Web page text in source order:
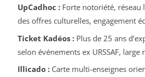
UpCadhoc :Forte notoriété, réseau
des offres culturelles, engagement
Ticket Kadéos :Plus de 25 ans
selon événements ex URSSAF, large
Illicado :Carte multi-enseignes